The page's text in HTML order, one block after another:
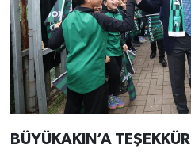
BÜYÜKAKIN’A TEŞEKKÜR